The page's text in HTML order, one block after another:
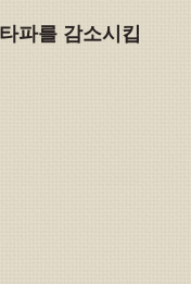
파를 감소시킵